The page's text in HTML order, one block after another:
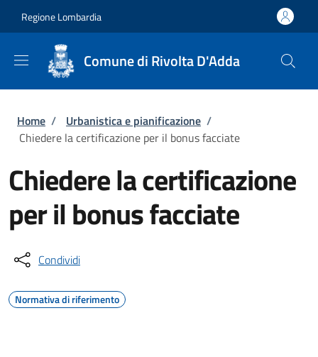
Regione Lombardia
Comune di Rivolta D'Adda
Briciole di pane
Home / Urbanistica e pianificazione /
Chiedere la certificazione per il bonus facciate
Chiedere la certificazione
per il bonus facciate
Condividi
Normativa di riferimento